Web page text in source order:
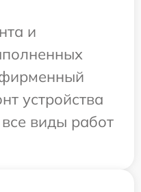
и
устройства
виды работ